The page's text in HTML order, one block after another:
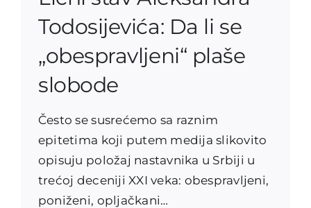
Todosijevića: Da li se
„obespravljeni“ plaše
slobode
Često se susrećemo sa raznim
epitetima koji putem medija slikovito
opisuju položaj nastavnika u Srbiji u
trećoj deceniji XXI veka: obespravljeni,
poniženi, opljačkani…